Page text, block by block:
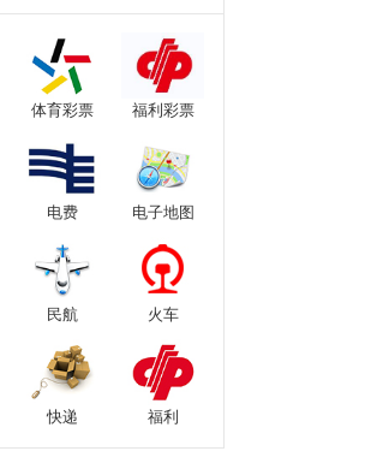
体育彩票 福利彩票
电费 电子地图
民航 火车
快递 福利